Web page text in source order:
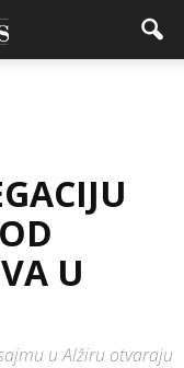
U
u Alžiru otvaraju